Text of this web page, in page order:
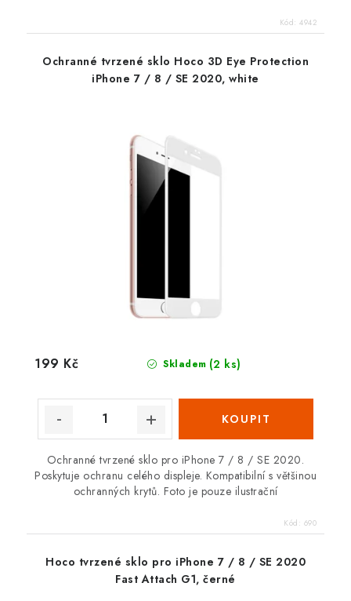
Kód: 4942
Ochranné tvrzené sklo Hoco 3D Eye Protection
iPhone 7 / 8 / SE 2020, white
Skladem (2 ks)
199 Kč
Ochranné tvrzené sklo pro iPhone 7 / 8 / SE 2020.
Poskytuje ochranu celého displeje. Kompatibilní s většinou
ochranných krytů. Foto je pouze ilustrační
Kód: 690
Hoco tvrzené sklo pro iPhone 7 / 8 / SE 2020
Fast Attach G1, černé